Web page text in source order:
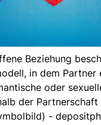
Beziehung
in dem Partner
oder
der Partnerschaft
-